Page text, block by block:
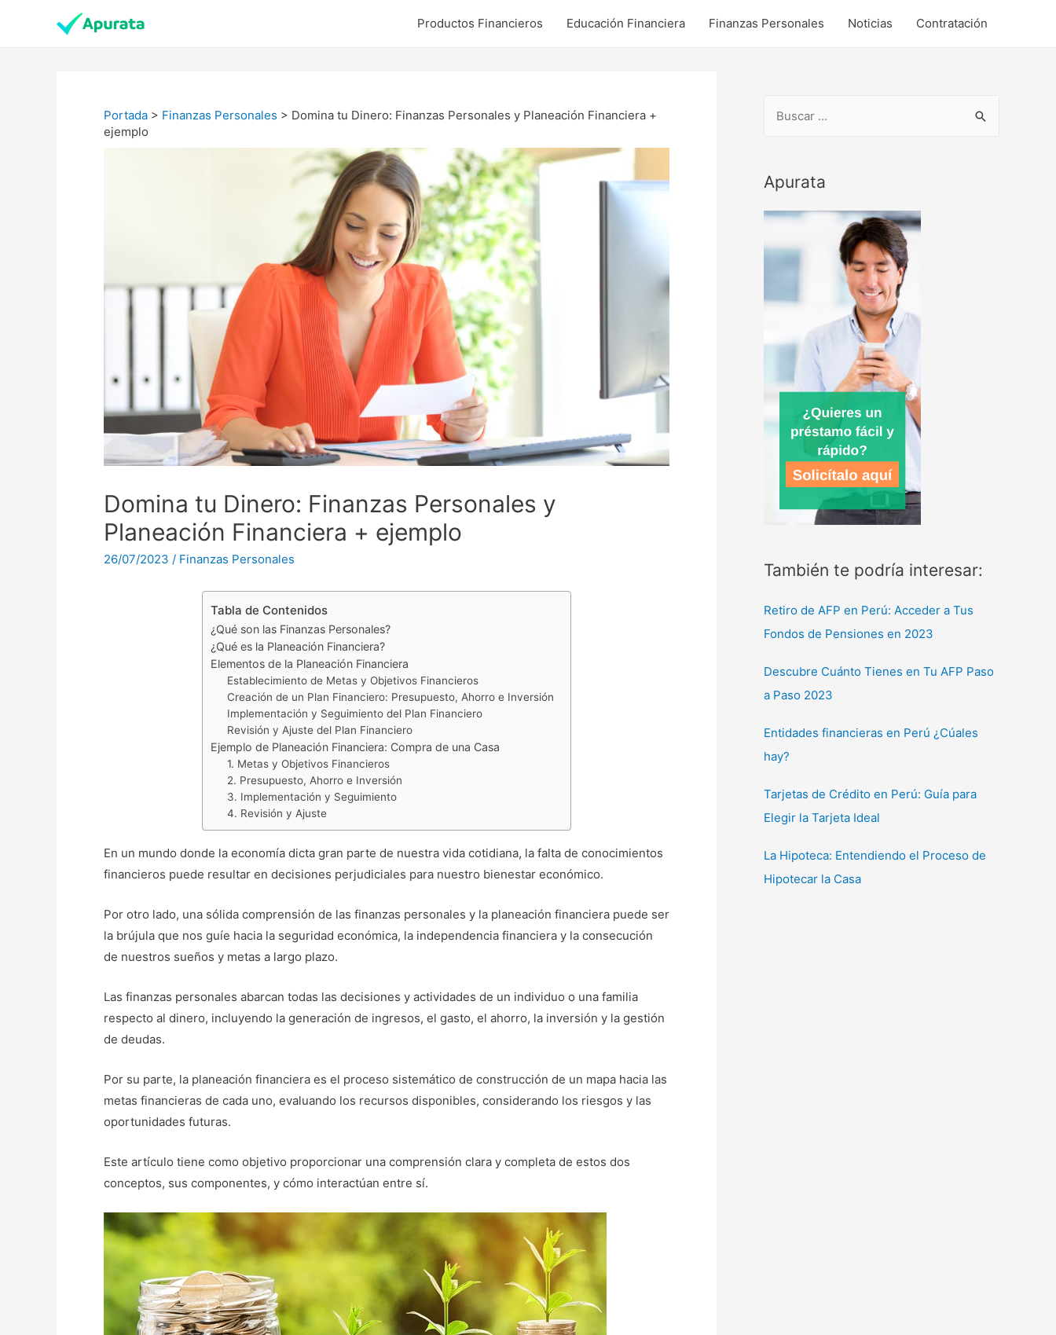
Productos Financieros Educación Financiera Finanzas Personales Noticias Contratación
Portada > Finanzas Personales > Domina tu Dinero: Finanzas Personales y Planeación Financiera +
ejemplo
Domina tu Dinero: Finanzas Personales y
Planeación Financiera + ejemplo
26/07/2023 / Finanzas Personales
Tabla de Contenidos
¿Qué son las Finanzas Personales?
¿Qué es la Planeación Financiera?
Elementos de la Planeación Financiera
Establecimiento de Metas y Objetivos Financieros
Creación de un Plan Financiero: Presupuesto, Ahorro e Inversión
Implementación y Seguimiento del Plan Financiero
Revisión y Ajuste del Plan Financiero
Ejemplo de Planeación Financiera: Compra de una Casa
1. Metas y Objetivos Financieros
2. Presupuesto, Ahorro e Inversión
3. Implementación y Seguimiento
4. Revisión y Ajuste
En un mundo donde la economía dicta gran parte de nuestra vida cotidiana, la falta de conocimientos
financieros puede resultar en decisiones perjudiciales para nuestro bienestar económico.
Por otro lado, una sólida comprensión de las finanzas personales y la planeación financiera puede ser
la brújula que nos guíe hacia la seguridad económica, la independencia financiera y la consecución
de nuestros sueños y metas a largo plazo.
Las finanzas personales abarcan todas las decisiones y actividades de un individuo o una familia
respecto al dinero, incluyendo la generación de ingresos, el gasto, el ahorro, la inversión y la gestión
de deudas.
Por su parte, la planeación financiera es el proceso sistemático de construcción de un mapa hacia las
metas financieras de cada uno, evaluando los recursos disponibles, considerando los riesgos y las
oportunidades futuras.
Este artículo tiene como objetivo proporcionar una comprensión clara y completa de estos dos
conceptos, sus componentes, y cómo interactúan entre sí.
c
r
p
Apurata
También te podría interesar:
Retiro de AFP en Perú: Acceder a Tus
Fondos de Pensiones en 2023
Descubre Cuánto Tienes en Tu AFP Paso
a Paso 2023
Entidades financieras en Perú ¿Cúales
hay?
Tarjetas de Crédito en Perú: Guía para
Elegir la Tarjeta Ideal
La Hipoteca: Entendiendo el Proceso de
Hipotecar la Casa